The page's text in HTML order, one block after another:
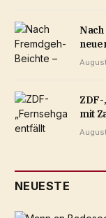
ZDF-
mit
NEUESTE